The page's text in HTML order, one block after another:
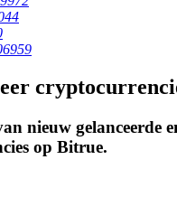
ondersteunde leenservice
nieuw gelanceerde
op Bitrue.